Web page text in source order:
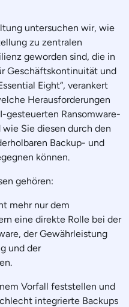
untersuchen wir, wie
zu zentralen
geworden sind, die in
Geschäftskontinuität und
Eight“, verankert
Herausforderungen
gesteuerten Ransomware-
Sie diesen durch den
Backup- und
können.
gehören:
mehr nur dem
eine direkte Rolle bei der
der Gewährleistung
und der
Vorfall feststellen und
integrierte Backups